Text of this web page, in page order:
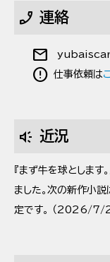
phone_enabled 連絡
mail
error 仕事依頼は
brand_awareness 近況
『まず牛を球とします
ました。次の新作小
定です。 （ 2026/7/